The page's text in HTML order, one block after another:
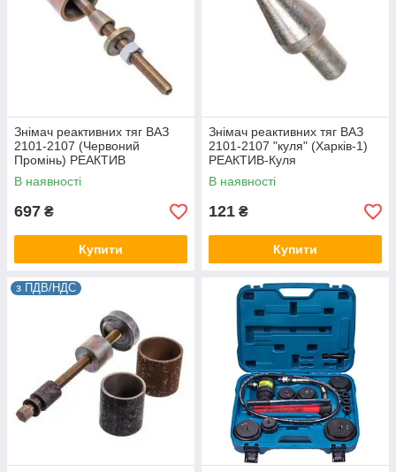
Знімач реактивних тяг ВАЗ
2101-2107 (Червоний
Промінь) РЕАКТИВ
В наявності
697 ₴
Купити
Знімач реактивних тяг ВАЗ
2101-2107 "куля" (Харків-1)
РЕАКТИВ-Куля
В наявності
121 ₴
Купити
з ПДВ/НДС